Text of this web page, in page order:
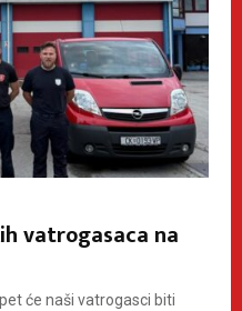
vatrogasaca na
će naši vatrogasci biti